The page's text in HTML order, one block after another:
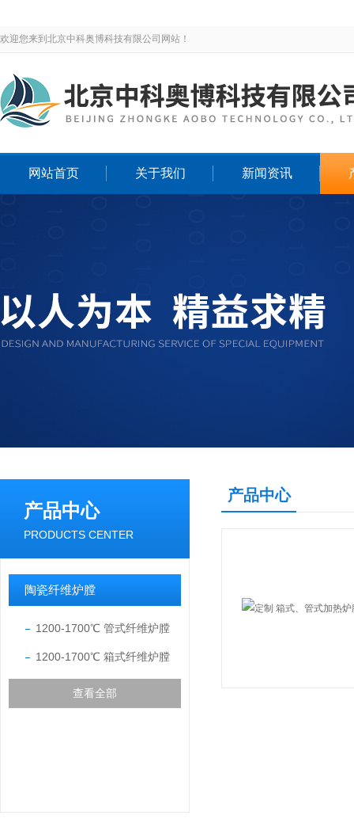
欢迎您来到北京中科奥博科技有限公司网站！
网站首页 关于我们 新闻资讯
产品中心
PRODUCTS CENTER
陶瓷纤维炉膛
1200-1700℃ 管式纤维炉膛
1200-1700℃ 箱式纤维炉膛
查看全部
产品中心